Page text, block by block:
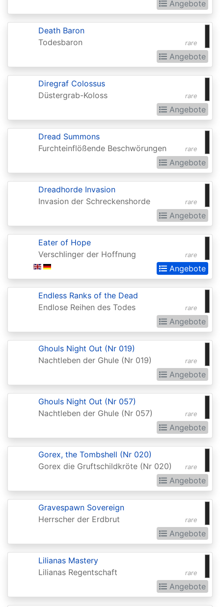
Avacyn
Restored
Baldurs
Commander
Baldurs
Zendikar
Battlebond
Betrayers
Kamigawa
Bloomburrow:
Buy-
Champions
Champs
Angebote
rare
Death Baron
Todesbaron
Angebote
rare
Diregraf Colossus
Düstergrab-Koloss
Angebote
rare
Dread Summons
Furchteinflößende Beschwörungen
Angebote
rare
Dreadhorde Invasion
Invasion der Schreckenshorde
Angebote
rare
Eater of Hope
Verschlinger der Hoffnung
Angebote
rare
Endless Ranks of the Dead
Endlose Reihen des Todes
Angebote
rare
Ghouls Night Out (Nr 019)
Nachtleben der Ghule (Nr 019)
Angebote
rare
Ghouls Night Out (Nr 057)
Nachtleben der Ghule (Nr 057)
Angebote
rare
Gorex, the Tombshell (Nr 020)
Gorex die Gruftschildkröte (Nr 020)
Angebote
rare
Gravespawn Sovereign
Herrscher der Erdbrut
Angebote
rare
Lilianas Mastery
Lilianas Regentschaft
Angebote